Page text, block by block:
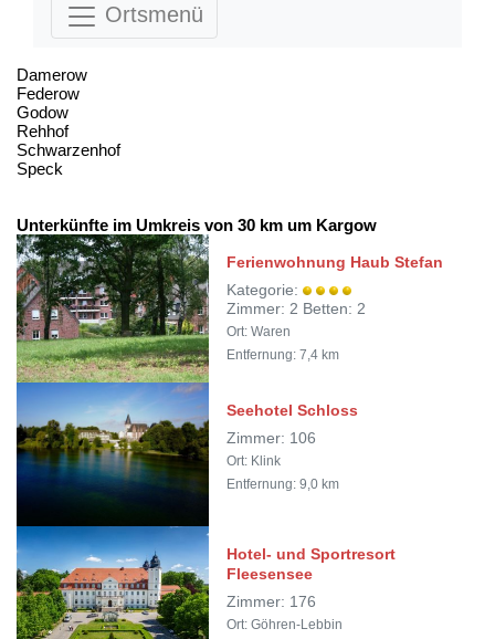
Ortsmenü
Damerow
Federow
Godow
Rehhof
Schwarzenhof
Speck
Unterkünfte im Umkreis von 30 km um Kargow
Ferienwohnung Haub Stefan
Kategorie:
Zimmer: 2 Betten: 2
Ort: Waren
Entfernung: 7,4 km
Seehotel Schloss
Zimmer: 106
Ort: Klink
Entfernung: 9,0 km
Hotel- und Sportresort
Fleesensee
Zimmer: 176
Ort: Göhren-Lebbin